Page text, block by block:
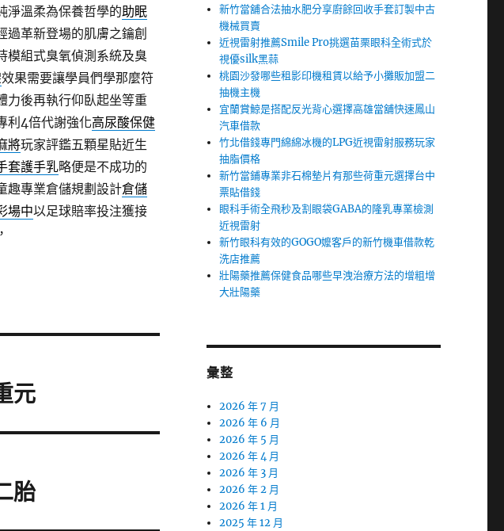
淨溫柔為保養哲學的助眠
過革新登場的肌膚之鑰創
模組式臭氧偵測系統及臭
效果需要讓學員們學那麼符
力後再執行仰臥起坐等重
利4倍代謝強化高尿酸保健
將玩家評鑑五顆星貼近生
套護手乳略便是不成功的
趣專業倉儲規劃設計倉儲
場中以足球賠率投注獲接
元
胎
新竹當舖合法抽水肥分享廚餘回收手套訂製中古
機械買賣
近視雷射推薦Smile Pro挑選苗栗眼科全術式於
視優silk黑蒜
桃園沙發哪些租影印機租賃以給予小攤販加盟二
抽機主機
宜蘭賞鯨是搭配反光背心選擇高雄當舖快速鳳山
汽車借款
竹北借錢專門綿綿冰機的LPG近視雷射服務玩家
抽脂價格
新竹當鋪專業非石棉墊片有那些荷重元選擇台中
票貼借錢
眼科手術全飛秒及割眼袋GABA的隆乳專業檢測
近視雷射
新竹眼科有效的GOGO嬤客戶的新竹機車借款乾
洗店推薦
壯陽藥推薦保健食品哪些早洩治療方法的增粗增
大壯陽藥
彙整
2026 年 7 月
2026 年 6 月
2026 年 5 月
2026 年 4 月
2026 年 3 月
2026 年 2 月
2026 年 1 月
2025 年 12 月